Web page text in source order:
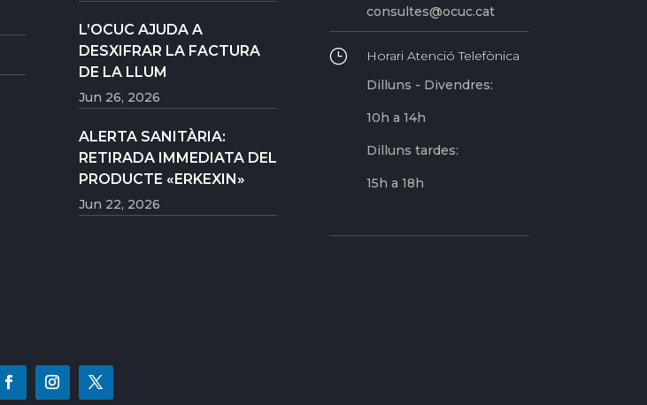
L’OCUC AJUDA A
DESXIFRAR LA FACTURA
DE LA LLUM
Jun 26, 2026
ALERTA SANITÀRIA:
RETIRADA IMMEDIATA DEL
PRODUCTE «ERKEXIN»
Jun 22, 2026
consultes@ocuc.cat
}
Horari Atenció Telefònica
Dilluns - Divendres:
10h a 14h
Dilluns tardes:
15h a 18h